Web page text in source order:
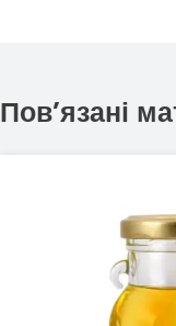
Пов’язані